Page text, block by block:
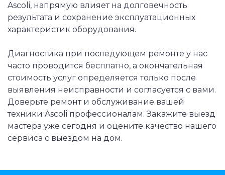
Ascoli, напрямую влияет на долговечность
результата и сохранение эксплуатационных
характеристик оборудования.
Диагностика при последующем ремонте у нас
часто проводится бесплатно, а окончательная
стоимость услуг определяется только после
выявления неисправности и согласуется с вами.
Доверьте ремонт и обслуживание вашей
техники Ascoli профессионалам. Закажите выезд
мастера уже сегодня и оцените качество нашего
сервиса с выездом на дом.